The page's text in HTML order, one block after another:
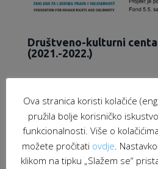
Društveno-kulturni
(2021.-2022.)
Ova stranica koristi kolačiće
pružila bolje korisničko
funkcionalnosti. Više o
možete pročitati ovdje .
klikom na tipku „Slažem se“